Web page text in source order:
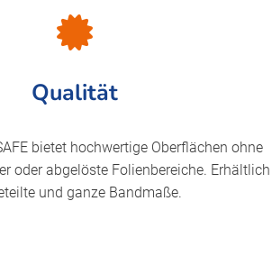
Qualität
bietet hochwertige Oberflächen ohne
oder abgelöste Folienbereiche. Erhältlich
und ganze Bandmaße.